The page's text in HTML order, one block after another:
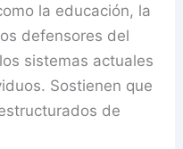
la educación, la
defensores del
sistemas actuales
Sostienen que
de